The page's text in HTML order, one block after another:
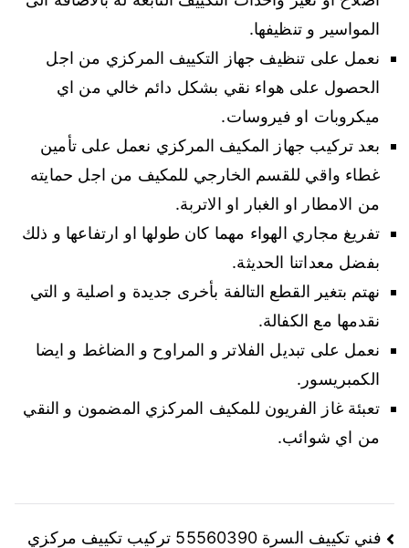
المواسير و تنظيفها.
نعمل على تنظيف جهاز التكييف المركزي من اجل
الحصول على هواء نقي بشكل دائم خالي من اي
ميكروبات او فيروسات.
بعد تركيب جهاز المكيف المركزي نعمل على تأمين
غطاء واقي للقسم الخارجي للمكيف من اجل حمايته
من الامطار او الغبار او الاتربة.
تفريغ مجاري الهواء مهما كان طولها او ارتفاعها و ذلك
بفضل معداتنا الحديثة.
نهتم بتغير القطع التالفة بأخرى جديدة و اصلية و التي
نقدمها مع الكفالة.
نعمل على تبديل الفلاتر و المراوح و الضاغط و ايضا
الكمبريسور.
تعبئة غاز الفريون للمكيف المركزي المضمون و النقي
من اي شوائب.
فني تكييف السرة 55560390 تركيب تكييف مركزي